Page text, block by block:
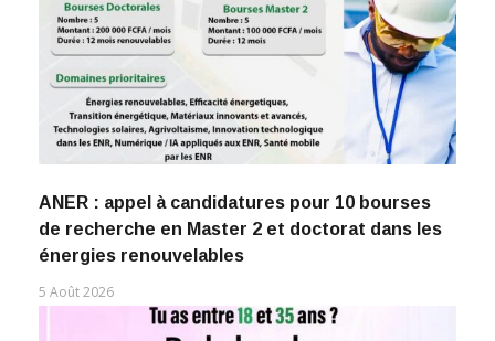
ANER : appel à candidatures pour 10 bourses
de recherche en Master 2 et doctorat dans les
énergies renouvelables
5 Août 2026